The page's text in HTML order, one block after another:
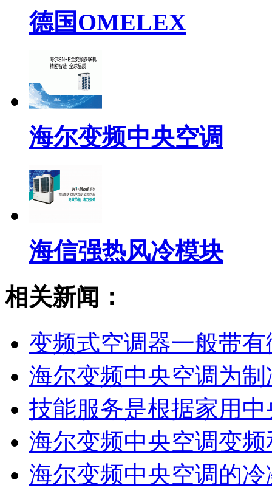
德国OMELEX
海尔变频中央空调
海信强热风冷模块
相关新闻：
变频式空调器一般带
海尔变频中央空调为
技能服务是根据家用
海尔变频中央空调变
海尔变频中央空调的